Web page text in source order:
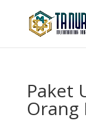
Paket
Orang